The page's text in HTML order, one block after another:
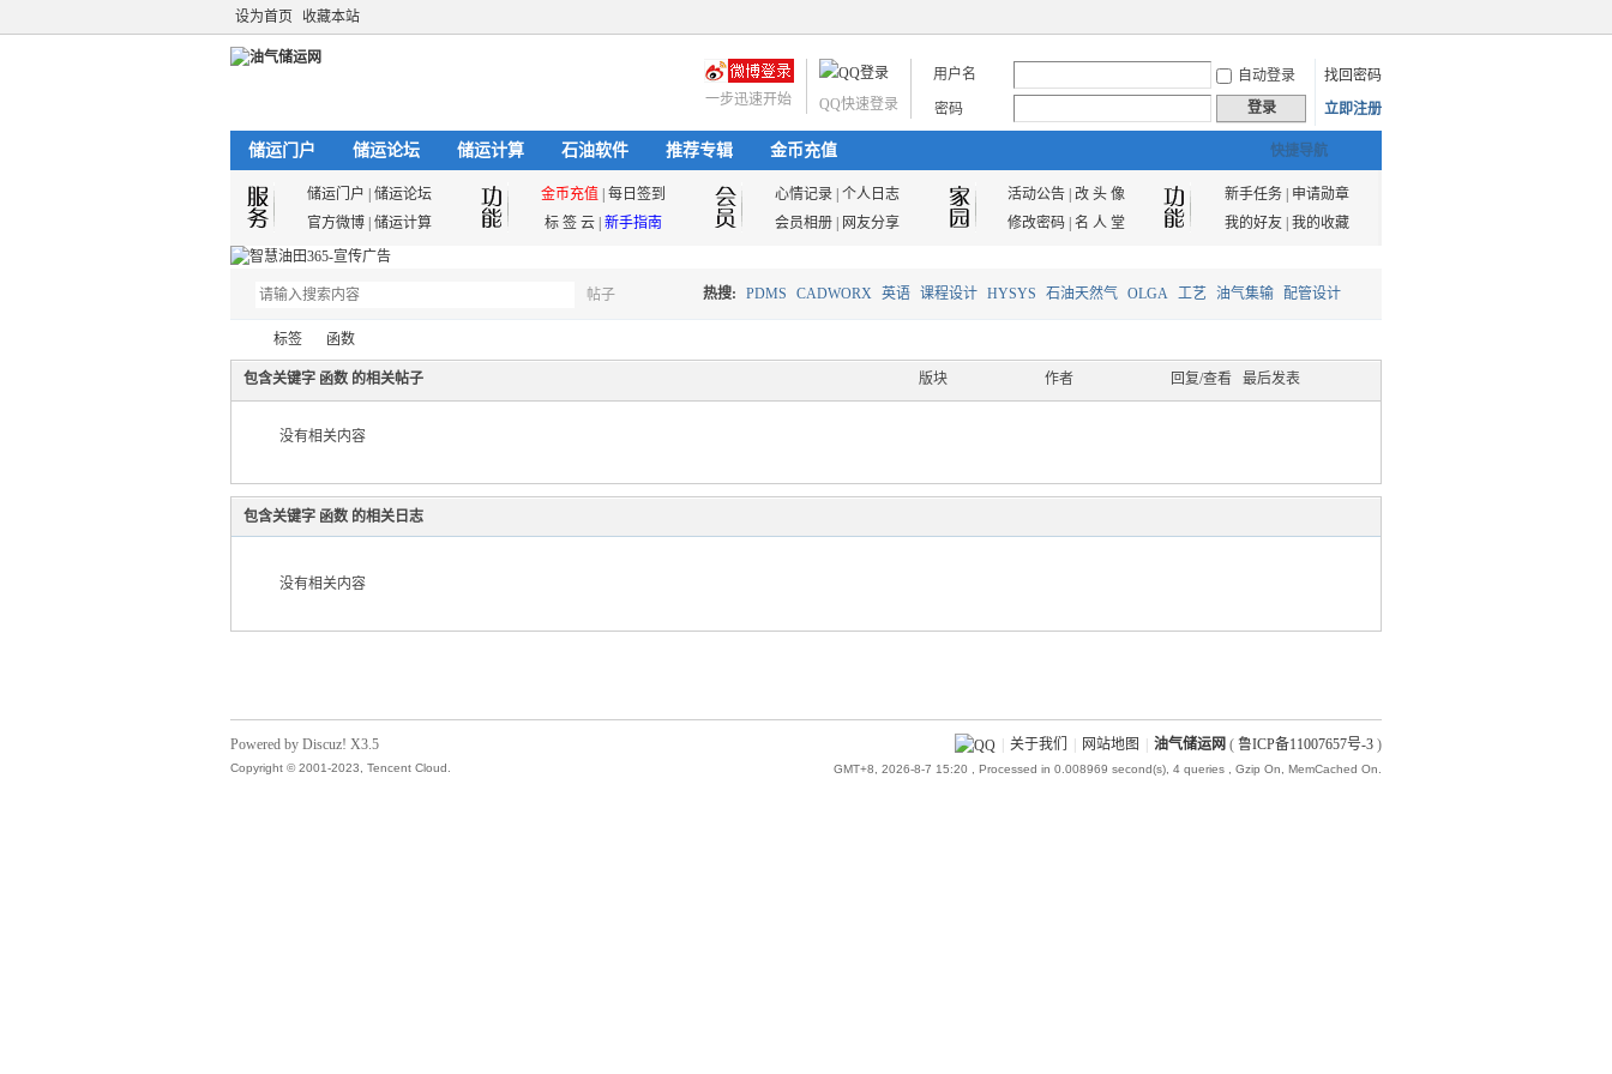
设为首页 收藏本站
用户名 自动登录
找回密码
密码
登录 立即注册
QQ快速登录
一步迅速开始
快捷导航
储运门户 储运论坛 储运计算 石油软件 推荐专辑 金币充值
储运门户 储运论坛 金币充值 每日签到 心情记录 个人日志 活动公告| 改 头 像 新手任务|
申请勋章
官方微博 储运计算 标 签 云 新手指南 会员相册 网友分享 修改密码| 名 人 堂 我的好友| 我的收藏
帖子 热搜: PDMS CADWORX 英语 课程设计 HYSYS 石油天然气 OLGA 工艺 油气集输 配管设计
标签
›
函数
包含关键字 函数 的相关帖子 版块 作者 回复/查看 最后发表
没有相关内容
包含关键字 函数 的相关日志
没有相关内容
关于我们 网站地图 油气储运网 ( 鲁ICP备11007657号-3 )
GMT+8, 2026-8-7 15:20 , Processed in 0.008969 second(s), 4 queries , Gzip On, MemCached On.
Powered by Discuz! X3.5
Copyright © 2001-2023, Tencent Cloud.